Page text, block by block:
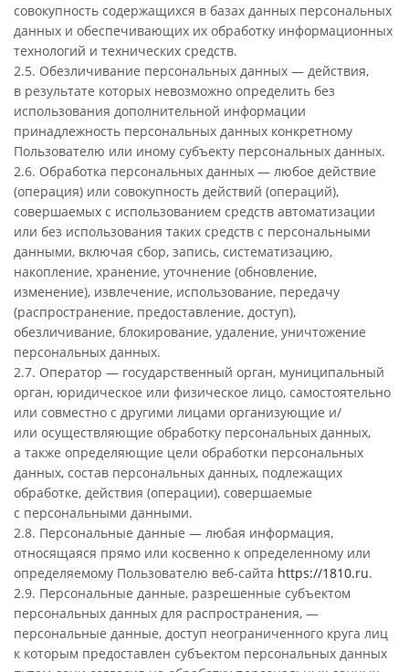
совокупность содержащихся в базах данных персональных
данных и обеспечивающих их обработку информационных
технологий и технических средств.
2.5. Обезличивание персональных данных — действия,
в результате которых невозможно определить без
использования дополнительной информации
принадлежность персональных данных конкретному
Пользователю или иному субъекту персональных данных.
2.6. Обработка персональных данных — любое действие
(операция) или совокупность действий (операций),
совершаемых с использованием средств автоматизации
или без использования таких средств с персональными
данными, включая сбор, запись, систематизацию,
накопление, хранение, уточнение (обновление,
изменение), извлечение, использование, передачу
(распространение, предоставление, доступ),
обезличивание, блокирование, удаление, уничтожение
персональных данных.
2.7. Оператор — государственный орган, муниципальный
орган, юридическое или физическое лицо, самостоятельно
или совместно с другими лицами организующие и/
или осуществляющие обработку персональных данных,
а также определяющие цели обработки персональных
данных, состав персональных данных, подлежащих
обработке, действия (операции), совершаемые
с персональными данными.
2.8. Персональные данные — любая информация,
относящаяся прямо или косвенно к определенному или
определяемому Пользователю веб-сайта https://1810.ru.
2.9. Персональные данные, разрешенные субъектом
персональных данных для распространения, —
персональные данные, доступ неограниченного круга лиц
к которым предоставлен субъектом персональных данных